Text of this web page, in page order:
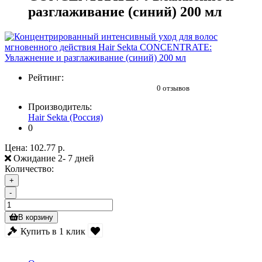
разглаживание (синий) 200 мл
Рейтинг:
0 отзывов
Производитель:
Hair Sekta (Россия)
0
Цена: 102.77 р.
Ожидание 2- 7 дней
Количество:
+
-
В корзину
Купить в 1 клик